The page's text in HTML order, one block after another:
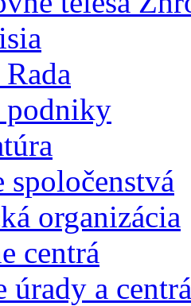
podniky
spoločenstvá
organizácia
centrá
úrady a centrá